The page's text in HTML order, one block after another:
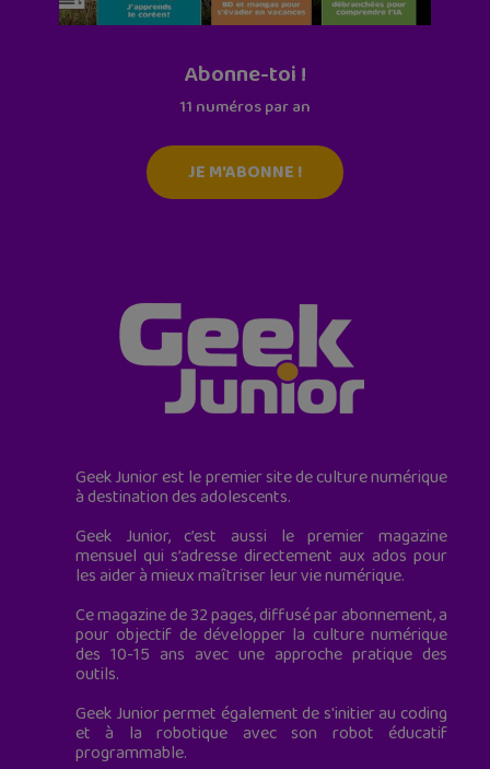
Abonne-toi !
11 numéros par an
JE M'ABONNE !
Geek Junior est le premier site de culture numérique
à destination des adolescents.
Geek Junior, c’est aussi le premier magazine
mensuel qui s’adresse directement aux ados pour
les aider à mieux maîtriser leur vie numérique.
Ce magazine de 32 pages, diffusé par abonnement, a
pour objectif de développer la culture numérique
des 10-15 ans avec une approche pratique des
outils.
Geek Junior permet également de s'initier au coding
et à la robotique avec son robot éducatif
programmable.